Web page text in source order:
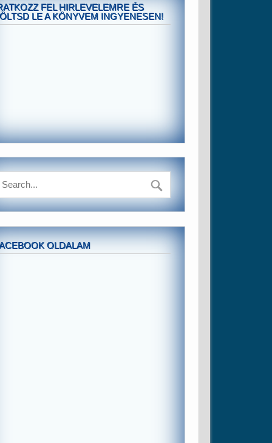
FEL HIRLEVELEMRE ÉS
LE A KÖNYVEM INGYENESEN!
OLDALAM